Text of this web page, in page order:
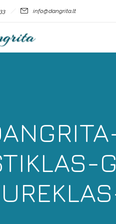
info@dangrita.lt